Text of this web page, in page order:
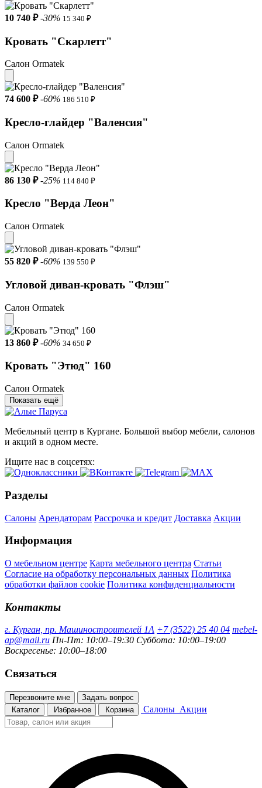
10 740 ₽ -30% 15 340 ₽
Кровать "Скарлетт"
Салон Ormatek
74 600 ₽ -60% 186 510 ₽
Кресло-глайдер "Валенсия"
Салон Ormatek
86 130 ₽ -25% 114 840 ₽
Кресло "Верда Леон"
Салон Ormatek
55 820 ₽ -60% 139 550 ₽
Угловой диван-кровать "Флэш"
Салон Ormatek
13 860 ₽ -60% 34 650 ₽
Кровать "Этюд" 160
Салон Ormatek
Показать ещё
Мебельный центр в Кургане. Большой выбор мебели, салонов
и акций в одном месте.
Ищите нас в соцсетях:
Разделы
Салоны Арендаторам Рассрочка и кредит Доставка Акции
Информация
О мебельном центре Карта мебельного центра Статьи
Согласие на обработку персональных данных Политика
обработки файлов cookie Политика конфиденциальности
Контакты
г. Курган, пр. Машиностроителей 1А +7 (3522) 25 40 04 mebel-
ap@mail.ru Пн-Пт: 10:00–19:30 Суббота: 10:00–19:00
Воскресенье: 10:00–18:00
Связаться
Перезвоните мне
Задать вопрос
Каталог
Избранное Корзина Салоны Акции